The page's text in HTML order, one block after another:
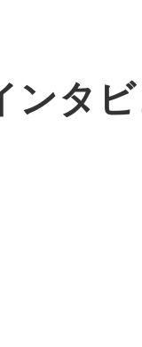
ンタ